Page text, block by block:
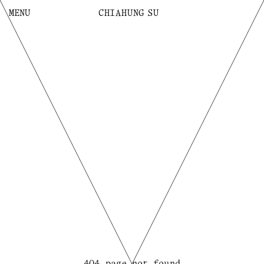
MENU CHIAHUNG SU